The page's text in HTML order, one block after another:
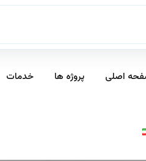
اصلی پروژه ها خدمات